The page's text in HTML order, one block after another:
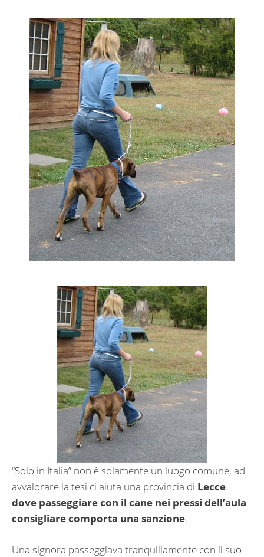
“Solo in Italia” non è solamente un luogo comune, ad
avvalorare la tesi ci aiuta una provincia di Lecce
dove passeggiare con il cane nei pressi dell’aula
consigliare comporta una sanzione.
Una signora passeggiava tranquillamente con il suo